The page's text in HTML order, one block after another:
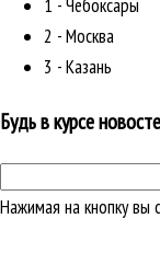
1 - Чебоксары
2 - Москва
3 - Казань
Будь в курсе
Нажимая на кнопку вы